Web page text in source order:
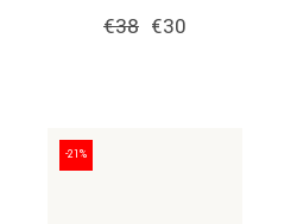
€38
Original
€30
Η
-21%